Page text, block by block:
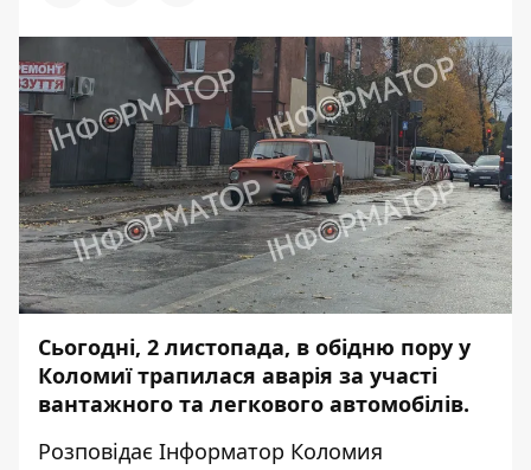
Сьогодні, 2 листопада, в обідню пору у
Коломиї трапилася аварія за участі
вантажного та легкового автомобілів.
Розповідає Інформатор Коломия